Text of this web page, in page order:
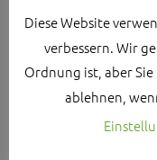
Search
Please login and
Diese Website
verbessern. Wir
Ordnung ist, aber
ablehnen,